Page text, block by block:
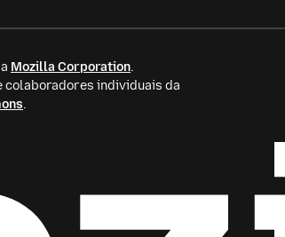
Mozilla Corporation.
individuais da
.